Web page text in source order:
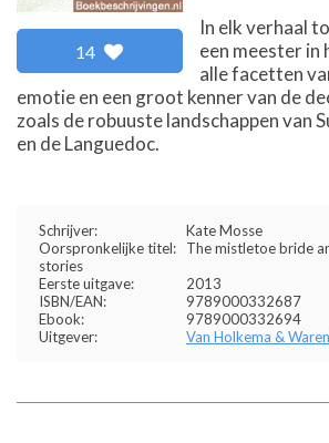
14
In elk verhaal
een meester in
alle facetten
emotie en een groot kenner van de
zoals de robuuste landschappen van
en de Languedoc.
Schrijver:
Kate Mosse
Oorspronkelijke titel:
The mistletoe bride
stories
Eerste uitgave:
2013
ISBN/EAN:
9789000332687
Ebook:
9789000332694
Uitgever:
Van Holkema &